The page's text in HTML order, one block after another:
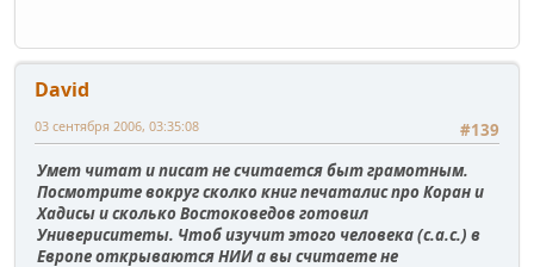
David
#139
03 сентября 2006, 03:35:08
Умет читат и писат не считается быт грамотным.
Посмотрите вокруг сколко книг печаталис про Коран и
Хадисы и сколько Востоковедов готовил
Универиситеты. Чтоб изучит этого человека (с.а.с.) в
Европе открываются НИИ а вы считаете не